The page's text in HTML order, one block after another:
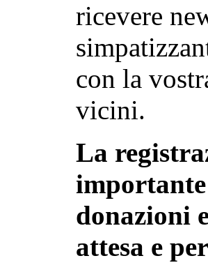
ricevere
con la
vicini.
La
donazioni
attesa e